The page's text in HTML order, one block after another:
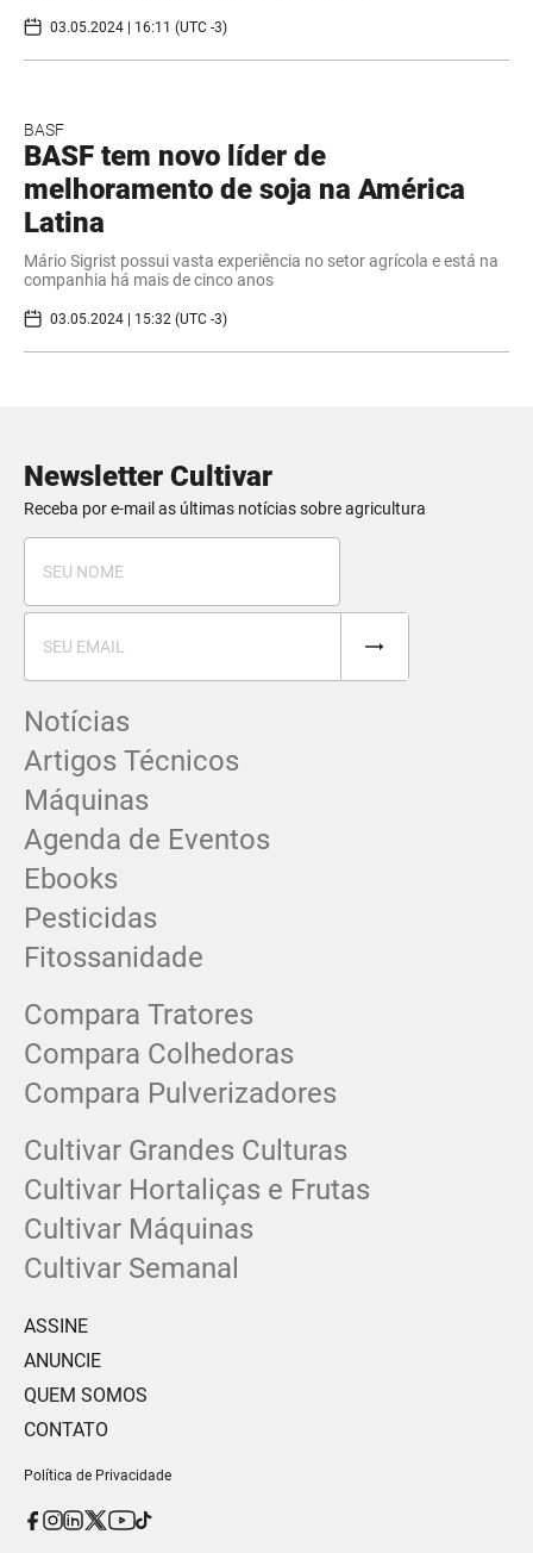
03.05.2024 | 16:11 (UTC -3)
BASF
BASF tem novo líder de
melhoramento de soja na América
Latina
Mário Sigrist possui vasta experiência no setor agrícola e está na
companhia há mais de cinco anos
03.05.2024 | 15:32 (UTC -3)
Newsletter Cultivar
Receba por e-mail as últimas notícias sobre agricultura
Notícias
Artigos Técnicos
Máquinas
Agenda de Eventos
Ebooks
Pesticidas
Fitossanidade
Compara Tratores
Compara Colhedoras
Compara Pulverizadores
Cultivar Grandes Culturas
Cultivar Hortaliças e Frutas
Cultivar Máquinas
Cultivar Semanal
ASSINE
ANUNCIE
QUEM SOMOS
CONTATO
Política de Privacidade